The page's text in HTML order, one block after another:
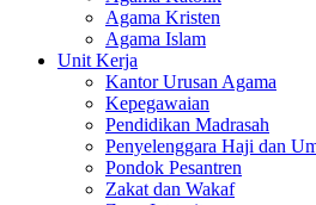
Agama Kristen
Agama Islam
Unit Kerja
Kantor Urusan Agama
Kepegawaian
Pendidikan Madrasah
Penyelenggara Haji dan
Pondok Pesantren
Zakat dan Wakaf